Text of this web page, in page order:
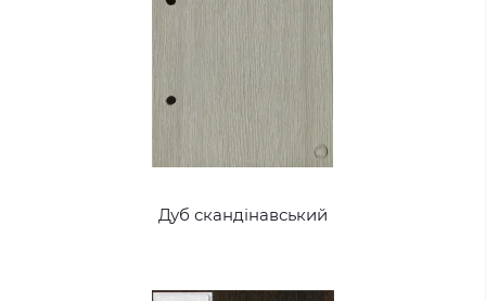
Дуб скандінавський